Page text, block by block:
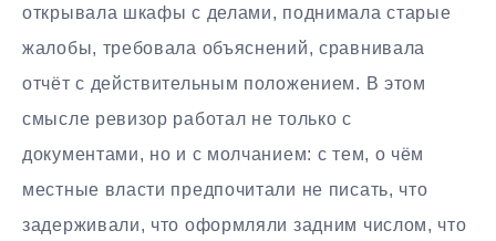
открывала шкафы с делами, поднимала старые
жалобы, требовала объяснений, сравнивала
отчёт с действительным положением. В этом
смысле ревизор работал не только с
документами, но и с молчанием: с тем, о чём
местные власти предпочитали не писать, что
задерживали, что оформляли задним числом, что